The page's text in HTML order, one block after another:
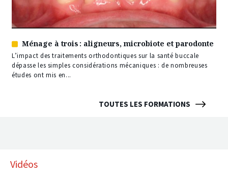
TOUTES LES FORMATIONS
Article
réservé
à
nos
Ménage à trois : aligneurs, microbiote et parodonte
L’impact des traitements orthodontiques sur la santé buccale
dépasse les simples considérations mécaniques : de nombreuses
études ont mis en...
Vidéos